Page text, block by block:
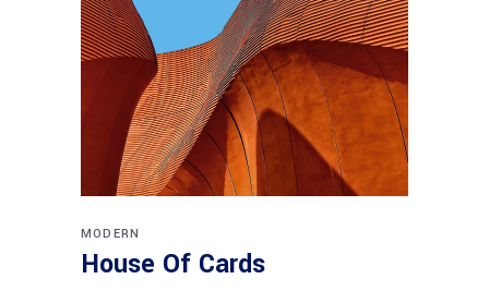
MODERN
House Of Cards